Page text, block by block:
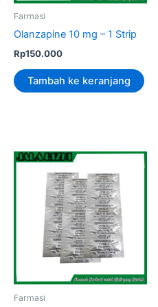
Farmasi
Olanzapine 10 mg – 1 Strip
Rp150.000
Tambah ke keranjang
Farmasi